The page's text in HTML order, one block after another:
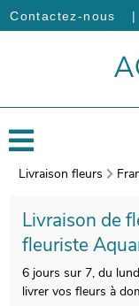
Contactez-nous |
Livraison fleurs
Livraison de
fleuriste
6 jours sur 7, du
livrer vos fleurs à